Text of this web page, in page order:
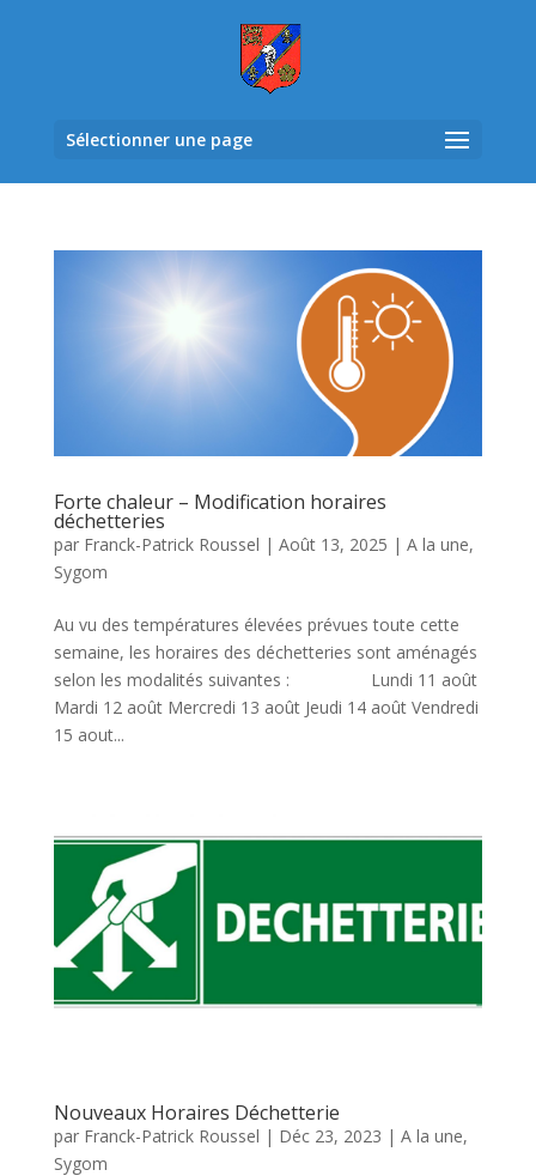
Sélectionner une page
Forte chaleur – Modification horaires
déchetteries
par Franck-Patrick Roussel | Août 13, 2025 | A la une,
Sygom
Au vu des températures élevées prévues toute cette
semaine, les horaires des déchetteries sont aménagés
selon les modalités suivantes : Lundi 11 août
Mardi 12 août Mercredi 13 août Jeudi 14 août Vendredi
15 aout...
Nouveaux Horaires Déchetterie
par Franck-Patrick Roussel | Déc 23, 2023 | A la une,
Sygom